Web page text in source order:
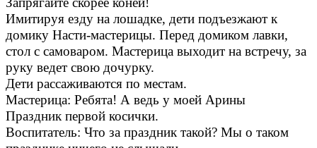
Имитируя езду на лошадке, дети подъезжают к
домику Насти-мастерицы. Перед домиком лавки,
стол с самоваром. Мастерица выходит на встречу, за
руку ведет свою дочурку.
Дети рассаживаются по местам.
Мастерица: Ребята! А ведь у моей Арины
Праздник первой косички.
Воспитатель: Что за праздник такой? Мы о таком